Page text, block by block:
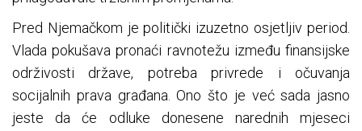
Pred Njemačkom je politički izuzetno osjetljiv period.
Vlada pokušava pronaći ravnotežu između finansijske
održivosti države, potreba privrede i očuvanja
socijalnih prava građana. Ono što je već sada jasno
jeste da će odluke donesene narednih mjeseci